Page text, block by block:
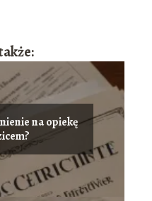
na opiekę